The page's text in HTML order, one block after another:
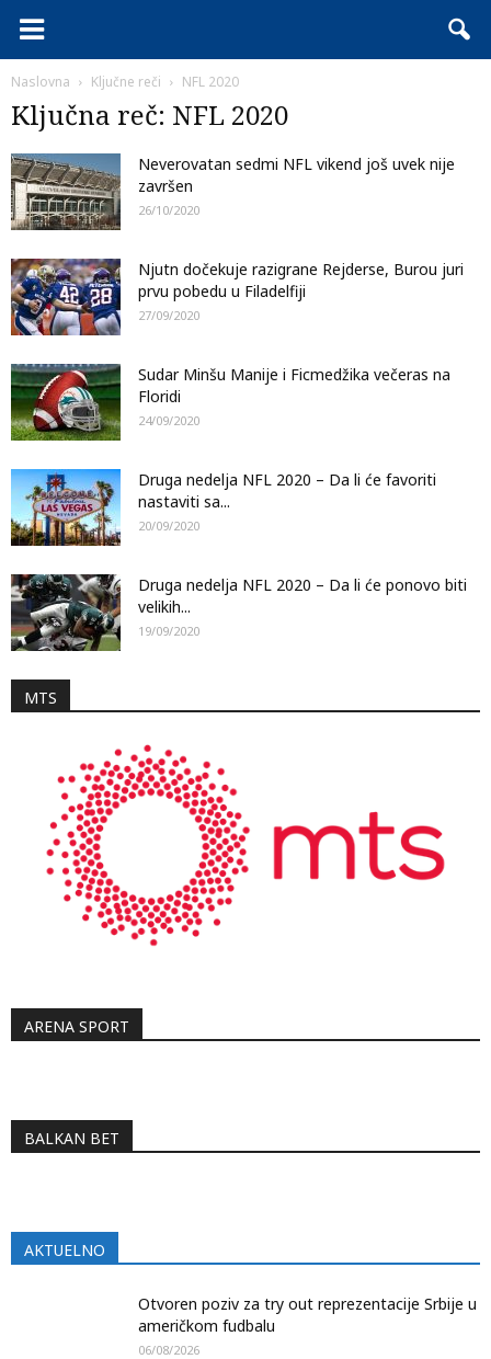
Naslovna Ključne reči NFL 2020
Ključna reč: NFL 2020
Neverovatan sedmi NFL vikend još uvek nije
završen
26/10/2020
Njutn dočekuje razigrane Rejderse, Burou juri
prvu pobedu u Filadelfiji
27/09/2020
Sudar Minšu Manije i Ficmedžika večeras na
Floridi
24/09/2020
Druga nedelja NFL 2020 – Da li će favoriti
nastaviti sa...
20/09/2020
Druga nedelja NFL 2020 – Da li će ponovo biti
velikih...
19/09/2020
MTS
ARENA SPORT
BALKAN BET
AKTUELNO
Otvoren poziv za try out reprezentacije Srbije u
američkom fudbalu
06/08/2026